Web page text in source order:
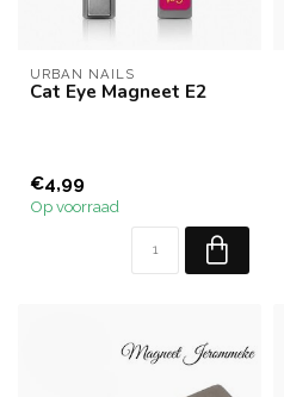
URBAN NAILS
Cat Eye Magneet E2
€4,99
Op voorraad